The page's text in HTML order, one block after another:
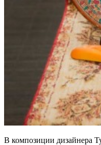
В композиции дизайнера